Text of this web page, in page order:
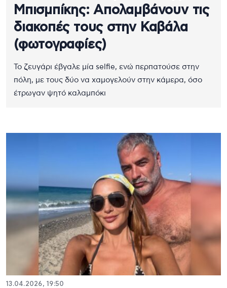
Μπισμπίκης: Aπολαμβάνουν τις
διακοπές τους στην Καβάλα
(φωτογραφίες)
Το ζευγάρι έβγαλε μία selfie, ενώ περπατούσε στην
πόλη, με τους δύο να χαμογελούν στην κάμερα, όσο
έτρωγαν ψητό καλαμπόκι
13.04.2026, 19:50